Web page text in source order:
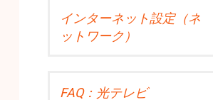
インターネット設定（ネ
ットワーク）
FAQ：光テレビ